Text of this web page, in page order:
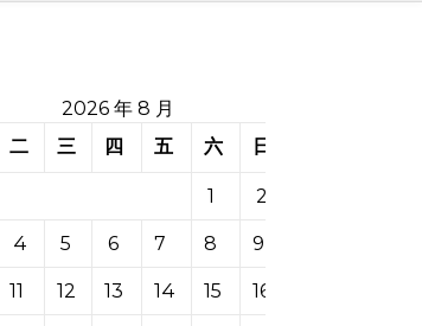
2026 年 8 月
二 三 四 五 六 日
1 2
4 5 6 7 8 9
11 12 13 14 15 16